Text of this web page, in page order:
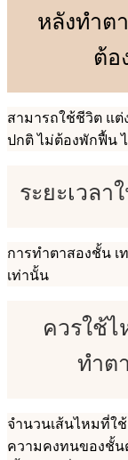
หลังทำต
ต้อ
สามารถใช้ชีวิต แ
ปกติ ไม่ต้องพักฟื้น
ระยะเวล
การทำตาสองชั้น เ
เท่านั้น
ควรใช้
ทำต
จำนวนเส้นไหมที่ใ
ความคงทนของชั้น